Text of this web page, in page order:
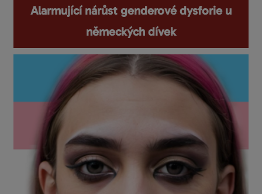
Alarmující nárůst genderové dysforie u
německých dívek